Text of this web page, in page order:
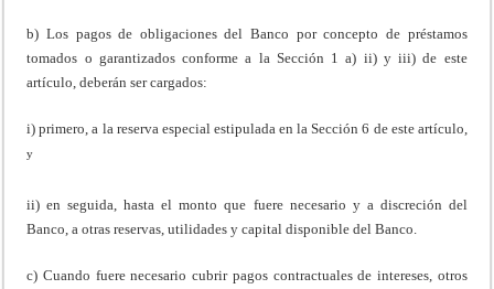
b) Los pagos de obligaciones del Banco por concepto de préstamos
tomados o garantizados conforme a la Sección 1 a) ii) y iii) de este
artículo, deberán ser cargados:
i) primero, a la reserva especial estipulada en la Sección 6 de este artículo,
y
ii) en seguida, hasta el monto que fuere necesario y a discreción del
Banco, a otras reservas, utilidades y capital disponible del Banco.
c) Cuando fuere necesario cubrir pagos contractuales de intereses, otros